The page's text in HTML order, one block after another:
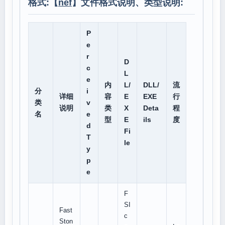
格式:【nef】文件格式说明、类型说明:
分
类
名
详细
说明
P
e
r
c
e
i
v
e
d
T
y
p
e
内
容
类
型
D
L
L/
E
X
E
Fi
le
DLL/
EXE
Deta
ils
流
行
程
度
Fast
Ston
F
SI
c